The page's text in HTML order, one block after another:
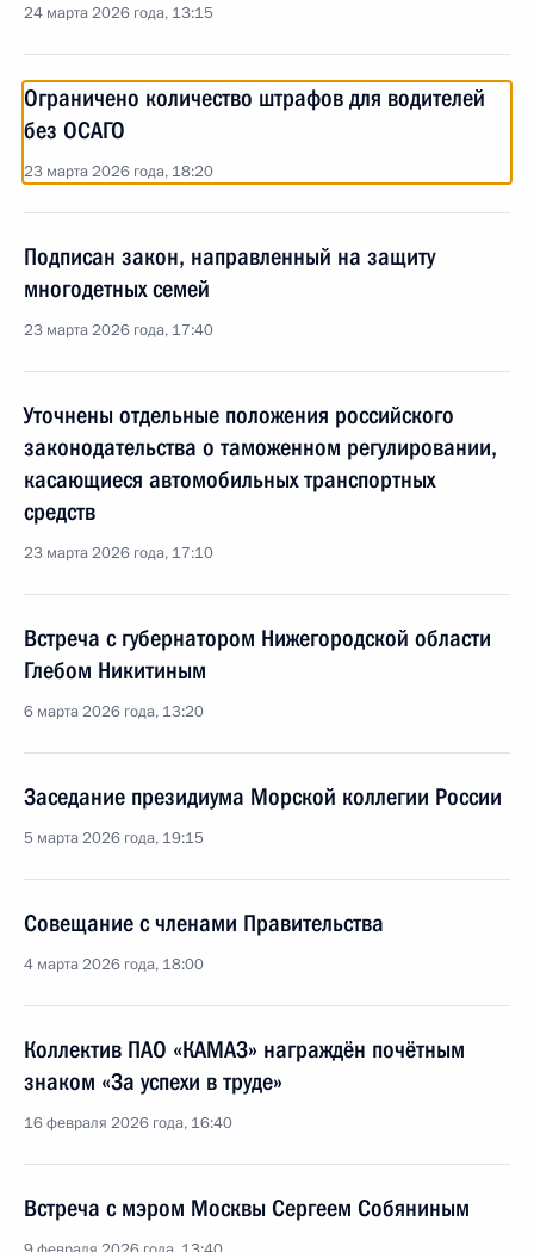
24 марта 2026 года, 13:15
Ограничено количество штрафов для водителей
без ОСАГО
23 марта 2026 года, 18:20
Подписан закон, направленный на защиту
многодетных семей
23 марта 2026 года, 17:40
Уточнены отдельные положения российского
законодательства о таможенном регулировании,
касающиеся автомобильных транспортных
средств
23 марта 2026 года, 17:10
Встреча с губернатором Нижегородской области
Глебом Никитиным
6 марта 2026 года, 13:20
Заседание президиума Морской коллегии России
5 марта 2026 года, 19:15
Совещание с членами Правительства
4 марта 2026 года, 18:00
Коллектив ПАО «КАМАЗ» награждён почётным
знаком «За успехи в труде»
16 февраля 2026 года, 16:40
Встреча с мэром Москвы Сергеем Собяниным